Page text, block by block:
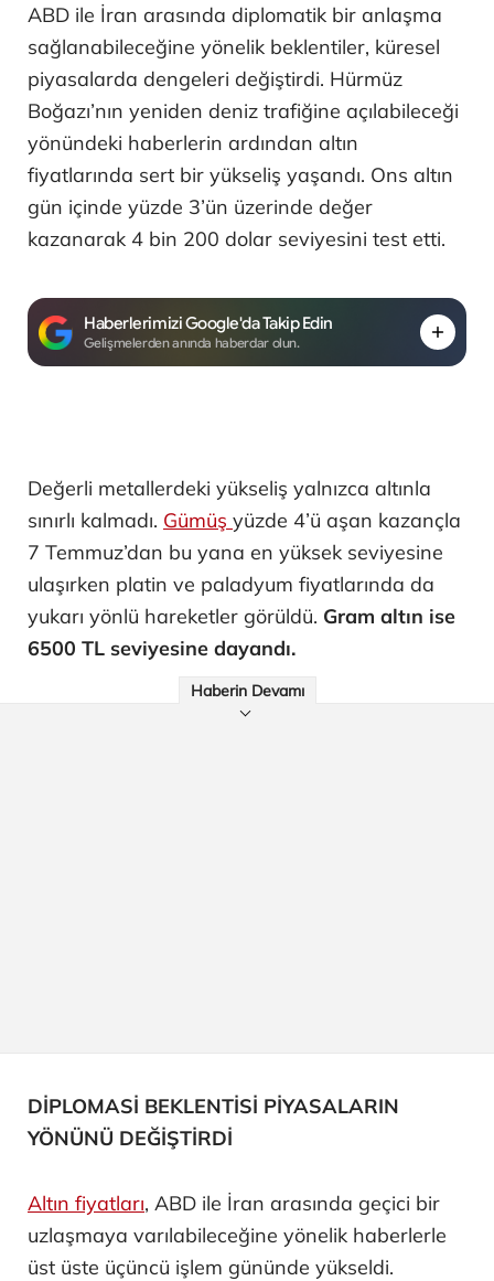
ABD ile İran arasında diplomatik bir anlaşma
sağlanabileceğine yönelik beklentiler, küresel
piyasalarda dengeleri değiştirdi. Hürmüz
Boğazı’nın yeniden deniz trafiğine açılabileceği
yönündeki haberlerin ardından altın
fiyatlarında sert bir yükseliş yaşandı. Ons altın
gün içinde yüzde 3’ün üzerinde değer
kazanarak 4 bin 200 dolar seviyesini test etti.
Haberlerimizi Google'da Takip Edin
Gelişmelerden anında haberdar olun.
Değerli metallerdeki yükseliş yalnızca altınla
sınırlı kalmadı. Gümüş yüzde 4’ü aşan kazançla
7 Temmuz’dan bu yana en yüksek seviyesine
ulaşırken platin ve paladyum fiyatlarında da
yukarı yönlü hareketler görüldü. Gram altın ise
6500 TL seviyesine dayandı.
Haberin Devamı
DİPLOMASİ BEKLENTİSİ PİYASALARIN
YÖNÜNÜ DEĞİŞTİRDİ
Altın fiyatları, ABD ile İran arasında geçici bir
uzlaşmaya varılabileceğine yönelik haberlerle
üst üste üçüncü işlem gününde yükseldi.